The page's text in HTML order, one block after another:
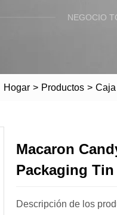
NEGOCIO
Hogar > Productos > Caja
Macaron
Packaging
Descripción de los